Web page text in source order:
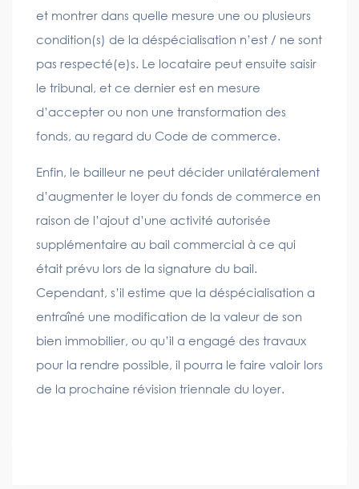
et montrer dans quelle mesure une ou plusieurs
condition(s) de la déspécialisation n’est / ne sont
pas respecté(e)s. Le locataire peut ensuite saisir
le tribunal, et ce dernier est en mesure
d’accepter ou non une transformation des
fonds, au regard du Code de commerce.
Enfin, le bailleur ne peut décider unilatéralement
d’augmenter le loyer du fonds de commerce en
raison de l’ajout d’une activité autorisée
supplémentaire au bail commercial à ce qui
était prévu lors de la signature du bail.
Cependant, s’il estime que la déspécialisation a
entraîné une modification de la valeur de son
bien immobilier, ou qu’il a engagé des travaux
pour la rendre possible, il pourra le faire valoir lors
de la prochaine révision triennale du loyer.